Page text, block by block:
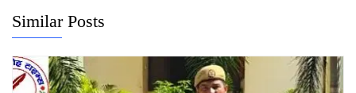
Similar Posts